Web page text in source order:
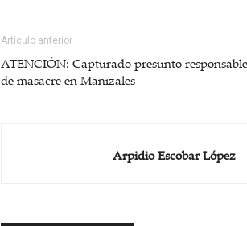
Artículo anterior
ATENCIÓN: Capturado presunto responsable
de masacre en Manizales
Arpidio Escobar López